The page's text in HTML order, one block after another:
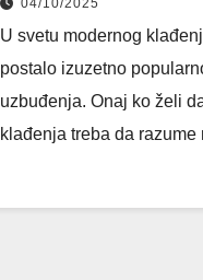
04/10/2025
U svetu modernog
postalo izuzetno
uzbuđenja. Onaj ko želi
klađenja treba da